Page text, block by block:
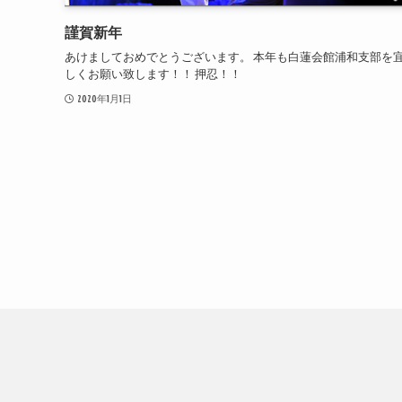
謹賀新年
あけましておめでとうございます。 本年も白蓮会館浦和支部を
しくお願い致します！！ 押忍！！
2020年1月1日